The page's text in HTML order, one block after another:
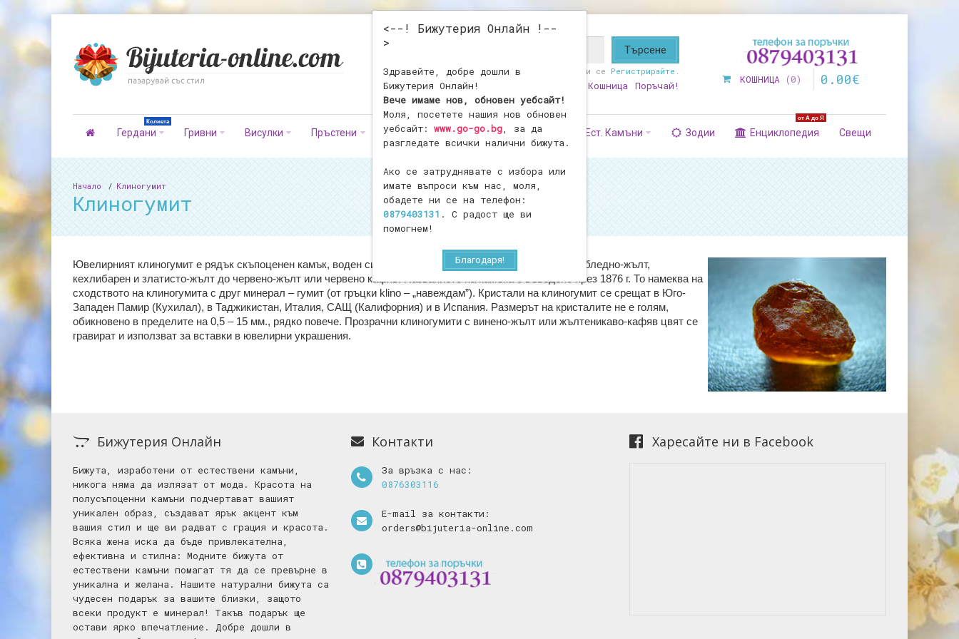
<--! Бижутерия Онлайн !--
>
Здравейте, добре дошли в
Бижутерия Онлайн!
Вече имаме нов, обновен уебсайт!
Моля, посетете нашия нов обновен
уебсайт: www.go-go.bg, за да
разгледате всички налични бижута.
Ако се затруднявате с избора или
имате въпроси към нас, моля,
обадете ни се на телефон:
0879403131 . С радост ще ви
помогнем!
Благодаря!
Здравейте! или се Регистрирайте .
Любими Кошница Поръчай!
КОШНИЦА 0 0 . 00€
Гердани
Колиета
Гривни Висулки Пръстени Обеци Фигурки Броеници Ест. Камъни Зодии Енциклопедия
от А до Я
Свещи
Начало Клиногумит
Клиногумит
Ювелирният клиногумит е рядък скъпоценен камък, воден силикат на магния. Неговият цвят варира от бледно-жълт,
кехлибарен и златисто-жълт до червено-жълт или червено кафяв. Названието на камъка е въведено през 1876 г. То намеква на
сходството на клиногумита с друг минерал – гумит (от гръцки klino – „навеждам”). Кристали на клиногумит се срещат в Юго-
Западен Памир (Кухилал), в Таджикистан, Италия, САЩ (Калифорния) и в Испания. Размерът на кристалите не е голям,
обикновено в пределите на 0,5 – 15 мм., рядко повече. Прозрачни клиногумити с винено-жълт или жълтеникаво-кафяв цвят се
гравират и използват за вставки в ювелирни украшения.
Бижутерия Онлайн
Бижута, изработени от естествени камъни,
никога няма да излязат от мода. Красота на
полусъпоценни камъни подчертават вашият
уникален образ, създават ярък акцент към
вашия стил и ще ви радват с грация и красота.
Всяка жена иска да бъде привлекателна,
ефективна и стилна: Mодните бижута от
естествени камъни помагат тя да се превърне в
уникална и желана. Нашите натурални бижута са
чудесен подарък за вашите близки, защото
всеки продукт е минерал! Такъв подарък ще
остави ярко впечатление. Добре дошли в
Контакти
За връзка с нас:
0876303116
E-mail за контакти:
orders@bijuteria-online.com
Харесайте ни в Facebook